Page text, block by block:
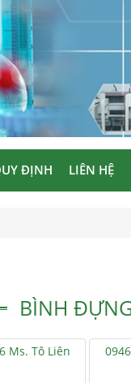
ĐỊNH LIÊN HỆ
BÌNH
Ms. Tô Liên